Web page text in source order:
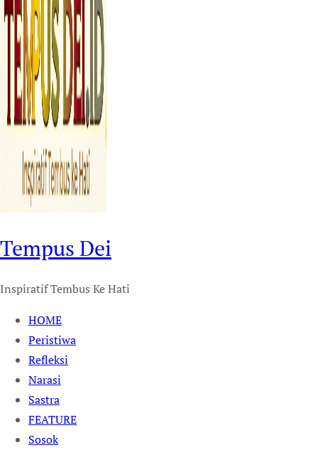
Tempus Dei
Inspiratif Tembus Ke Hati
HOME
Peristiwa
Refleksi
Narasi
Sastra
FEATURE
Sosok